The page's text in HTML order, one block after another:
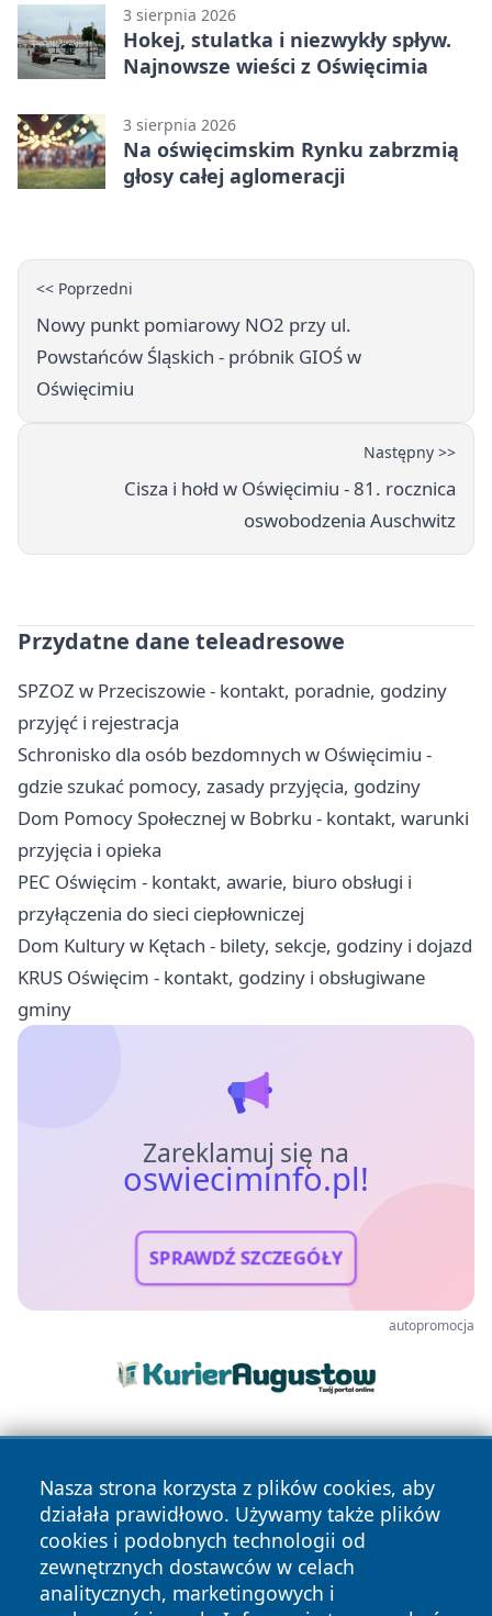
3 sierpnia 2026
Hokej, stulatka i niezwykły spływ.
Najnowsze wieści z Oświęcimia
3 sierpnia 2026
Na oświęcimskim Rynku zabrzmią
głosy całej aglomeracji
<< Poprzedni
Nowy punkt pomiarowy NO2 przy ul.
Powstańców Śląskich - próbnik GIOŚ w
Oświęcimiu
Następny >>
Cisza i hołd w Oświęcimiu - 81. rocznica
oswobodzenia Auschwitz
Przydatne dane teleadresowe
SPZOZ w Przeciszowie - kontakt, poradnie, godziny
przyjęć i rejestracja
Schronisko dla osób bezdomnych w Oświęcimiu -
gdzie szukać pomocy, zasady przyjęcia, godziny
Dom Pomocy Społecznej w Bobrku - kontakt, warunki
przyjęcia i opieka
PEC Oświęcim - kontakt, awarie, biuro obsługi i
przyłączenia do sieci ciepłowniczej
Dom Kultury w Kętach - bilety, sekcje, godziny i dojazd
KRUS Oświęcim - kontakt, godziny i obsługiwane
gminy
Zareklamuj się na
oswieciminfo.pl!
SPRAWDŹ SZCZEGÓŁY
autopromocja
Nasza strona korzysta z plików cookies, aby
działała prawidłowo. Używamy także plików
cookies i podobnych technologii od
zewnętrznych dostawców w celach
analitycznych, marketingowych i
Copyright © 2026 oswieciminfo.pl Wszystkie prawa
zastrzeżone.